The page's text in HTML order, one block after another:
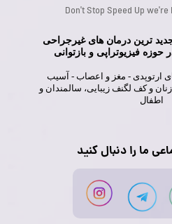
ما را دنبال کنید
Don't Stop Speed Up we're
ترین درمان های غیرجراحی
حوزه فیزیوتراپی و بازتوانی
ارتوپدی - مغز و اعصاب - آسیب
و کف لگنف زیبایی، سالمندان و
اطفال